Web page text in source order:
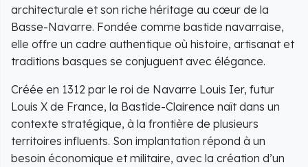
architecturale et son riche héritage au cœur de la
Basse-Navarre. Fondée comme bastide navarraise,
elle offre un cadre authentique où histoire, artisanat et
traditions basques se conjuguent avec élégance.
Créée en 1312 par le roi de Navarre Louis Ier, futur
Louis X de France, la Bastide-Clairence naît dans un
contexte stratégique, à la frontière de plusieurs
territoires influents. Son implantation répond à un
besoin économique et militaire, avec la création d’un